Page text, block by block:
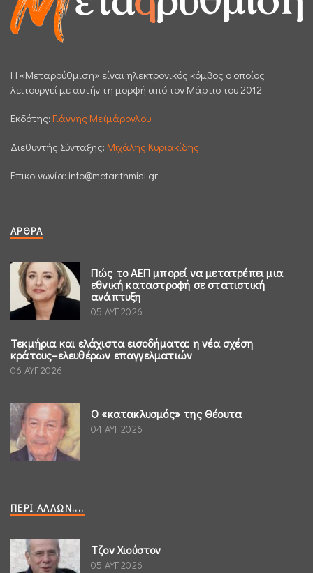
H «Μεταρρύθμιση» είναι ηλεκτρονικός κόμβος ο οποίος
λειτουργεί με αυτήν τη μορφή από τον Μάρτιο του 2012.
Εκδότης: Γιάννης Μεϊμάρογλου
Διεθυντής Σύνταξης: Μιχάλης Κυριακίδης
Επικοινωνία: info@metarithmisi.gr
ΆΡΘΡΑ
Πώς το ΑΕΠ μπορεί να μετατρέπει μια
εθνική καταστροφή σε στατιστική
ανάπτυξη
05 ΑΥΓ 2026
Τεκμήρια και ελάχιστα εισοδήματα: η νέα σχέση
κράτους–ελευθέρων επαγγελματιών
06 ΑΥΓ 2026
Ο «κατακλυσμός» της Θέουτα
04 ΑΥΓ 2026
ΠΕΡΊ ΆΛΛΩΝ....
Τζον Χιούστον
05 ΑΥΓ 2026